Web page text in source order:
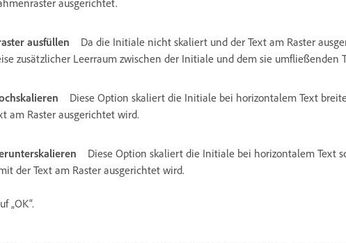
ausfüllen
Da die Initiale nicht skaliert und der Text am Raster
zusätzlicher Leerraum zwischen der Initiale und dem sie umfließenden
Diese Option skaliert die Initiale bei horizontalem Text
am Raster ausgerichtet wird.
Diese Option skaliert die Initiale bei horizontalem Text
der Text am Raster ausgerichtet wird.
„OK“.